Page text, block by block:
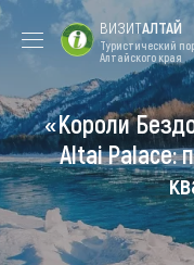
Форум VISIT
ALTAI
Туры
Где побывать
ВИЗИТАЛТАЙ
Туристический
Алтайского края
«Короли
Altai Palace: